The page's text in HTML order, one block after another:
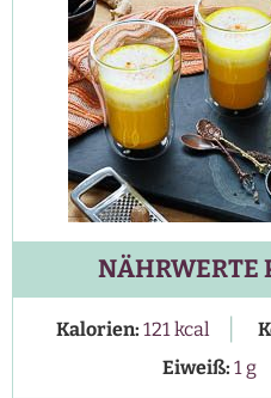
NÄHRWERTE
Kalorien: 121kcal |
Eiweiß: 1g